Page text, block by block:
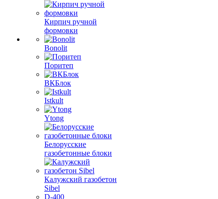
Кирпич ручной
формовки
Bonolit
Поритеп
ВКБлок
Istkult
Ytong
Белорусские
газобетонные блоки
Калужский газобетон
Sibel
D-400